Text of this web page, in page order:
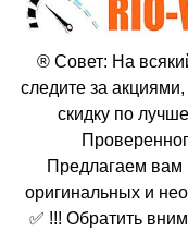
® Совет: На
следите за
скидку по
Предлагаем вам
оригинальных и
✅ !!! Обратить